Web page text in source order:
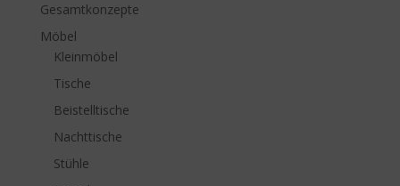
Gesamtkonzepte
Möbel
Kleinmöbel
Tische
Beistelltische
Nachttische
Stühle